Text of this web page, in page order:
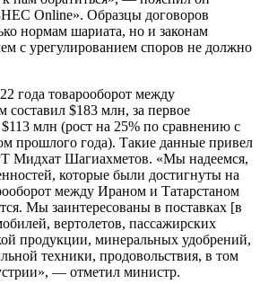
Online». Образцы договоров
нормам шариата, но и законам
с урегулированием споров не должно
года товарооборот между
составил $183 млн, за первое
млн (рост на 25% по сравнению с
прошлого года). Такие данные привел
Мидхат Шагиахметов. «Мы надеемся,
которые были достигнуты на
между Ираном и Татарстаном
Мы заинтересованы в поставках [в
вертолетов, пассажирских
продукции, минеральных удобрений,
техники, продовольствия, в том
— отметил министр.